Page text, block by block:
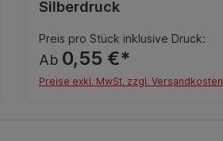
Silberdruck
Preis pro Stück inklusive Druck:
Ab 0,55 €*
Preise exkl. MwSt. zzgl. Versandkosten
Details